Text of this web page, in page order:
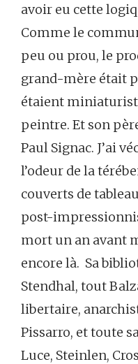
avoir eu cette
Comme le
peu ou prou, le
grand-mère était
étaient
peintre. Et son
Paul Signac. J’ai
l’odeur de la
couverts de
post-
mort un an avant
encore là. Sa
Stendhal, tout
libertaire,
Pissarro, et toute
Luce, Steinlen,